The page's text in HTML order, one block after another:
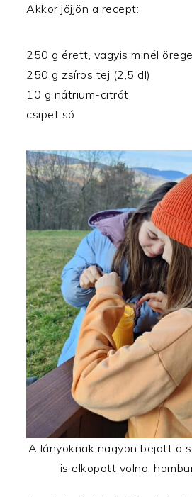
Akkor jöjjön a recept:
250 g érett, vagyis minél
250 g zsíros tej (2,5 dl)
10 g nátrium-citrát
csipet só
A lányoknak nagyon bejött a
is elkopott volna,